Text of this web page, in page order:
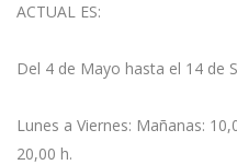
ACTUAL ES:
Del 4 de Mayo hasta el 14 de
Lunes a Viernes: Mañanas:
20,00 h.